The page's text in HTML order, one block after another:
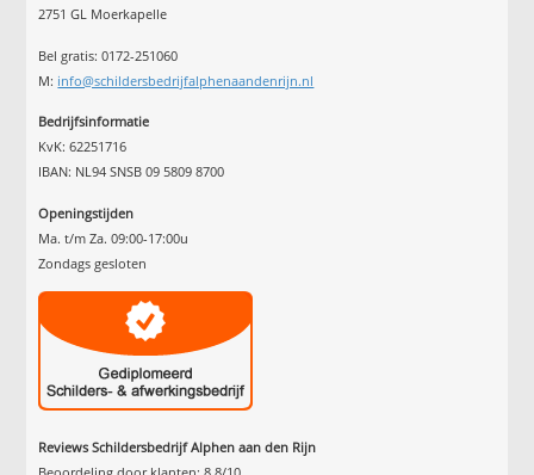
2751 GL Moerkapelle
Bel gratis: 0172-251060
M: info@schildersbedrijfalphenaandenrijn.nl
Bedrijfsinformatie
KvK: 62251716
IBAN: NL94 SNSB 09 5809 8700
Openingstijden
Ma. t/m Za. 09:00-17:00u
Zondags gesloten
Reviews Schildersbedrijf Alphen aan den Rijn